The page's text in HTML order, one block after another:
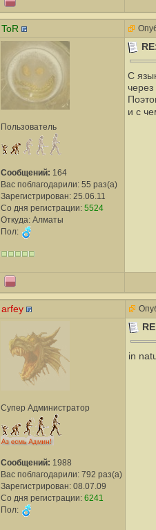
ToR
Пользователь
Сообщений: 164
Вас поблагодарили: 55 раз(а)
Зарегистрирован: 25.06.11
Со дня регистрации: 5524
Откуда: Алматы
Пол:
С
и с
arfey
Супер Администратор
Сообщений: 1988
Вас поблагодарили: 792 раз(а)
Зарегистрирован: 08.07.09
Со дня регистрации: 6241
Пол:
in